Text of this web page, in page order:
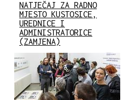
NATJEČAJ ZA RADNO
MJESTO KUSTOSICE,
UREDNICE I
ADMINISTRATORICE
(ZAMJENA)